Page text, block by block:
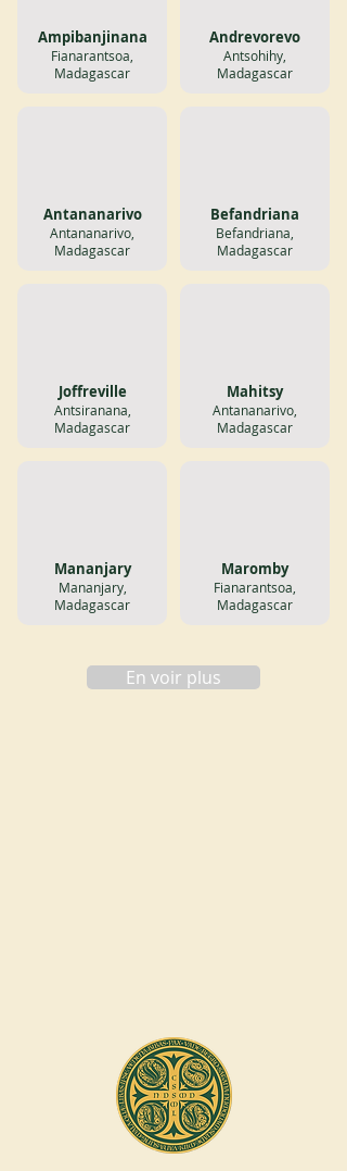
Ampibanjinana
Fianarantsoa,
Madagascar
Antananarivo
Antananarivo,
Madagascar
Joffreville
Antsiranana,
Madagascar
Mananjary
Mananjary,
Madagascar
Andrevorevo
Antsohihy,
Madagascar
Befandriana
Befandriana,
Madagascar
Mahitsy
Antananarivo,
Madagascar
Maromby
Fianarantsoa,
Madagascar
En voir plus